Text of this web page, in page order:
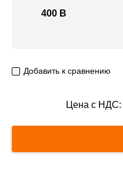
400 В
Добавить к сравнению
Цена с НДС: